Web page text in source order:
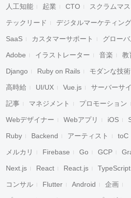
人工知能 起業 CTO スクラムマ
テックリード デジタルマーケティング
SaaS カスタマーサポート グロー
Adobe イラストレーター 音楽 教
Django Ruby on Rails モダンな技術
高時給 UI/UX Vue.js サーバーサ
記事 マネジメント プロモーション
Webデザイナー Webアプリ iOS
Ruby Backend アーティスト toC
メルカリ Firebase Go GCP
Next.js React React.js TypeScript
コンサル Flutter Android 企画